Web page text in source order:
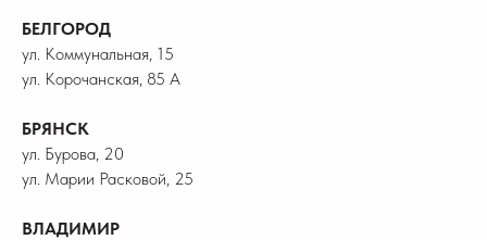
БЕЛГОРОД
ул. Коммунальная, 15
ул. Корочанская, 85 А
БРЯНСК
ул. Бурова, 20
ул. Марии Расковой, 25
ВЛАДИМИР